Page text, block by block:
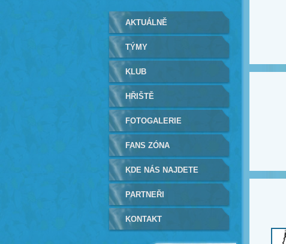
AKTUÁLNĚ
TÝMY
KLUB
HŘIŠTĚ
FOTOGALERIE
FANS ZÓNA
KDE NÁS NAJDETE
PARTNEŘI
KONTAKT